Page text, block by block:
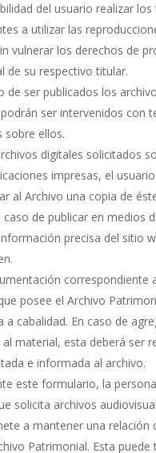
del usuario realizar
a utilizar las
vulnerar los derechos de
de su respectivo titular.
de ser publicados los
ser intervenidos con
sobre ellos.
digitales solicitados
impresas, el
al Archivo una copia de
de publicar en medios
precisa del sitio
correspondiente
posee el Archivo
a cabalidad. En caso de
material, esta deberá ser
e informada al archivo.
este formulario, la
solicita archivos
a mantener una relación
Patrimonial. Esta puede